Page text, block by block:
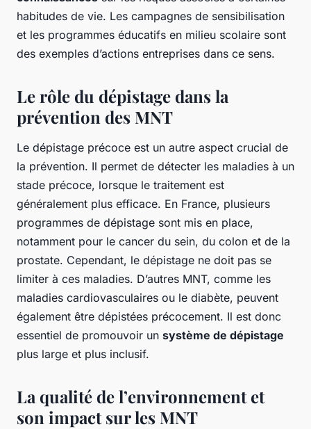
habitudes de vie. Les campagnes de sensibilisation
et les programmes éducatifs en milieu scolaire sont
des exemples d’actions entreprises dans ce sens.
Le rôle du dépistage dans la
prévention des MNT
Le dépistage précoce est un autre aspect crucial de
la prévention. Il permet de détecter les maladies à un
stade précoce, lorsque le traitement est
généralement plus efficace. En France, plusieurs
programmes de dépistage sont mis en place,
notamment pour le cancer du sein, du colon et de la
prostate. Cependant, le dépistage ne doit pas se
limiter à ces maladies. D’autres MNT, comme les
maladies cardiovasculaires ou le diabète, peuvent
également être dépistées précocement. Il est donc
essentiel de promouvoir un système de dépistage
plus large et plus inclusif.
La qualité de l’environnement et
son impact sur les MNT